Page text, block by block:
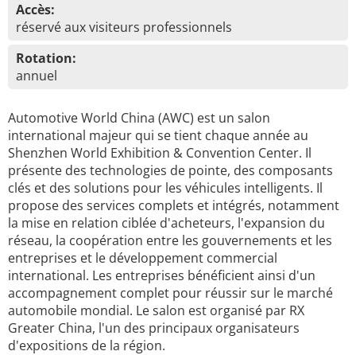
Accès:
réservé aux visiteurs professionnels
Rotation:
annuel
Automotive World China (AWC) est un salon
international majeur qui se tient chaque année au
Shenzhen World Exhibition & Convention Center. Il
présente des technologies de pointe, des composants
clés et des solutions pour les véhicules intelligents. Il
propose des services complets et intégrés, notamment
la mise en relation ciblée d'acheteurs, l'expansion du
réseau, la coopération entre les gouvernements et les
entreprises et le développement commercial
international. Les entreprises bénéficient ainsi d'un
accompagnement complet pour réussir sur le marché
automobile mondial. Le salon est organisé par RX
Greater China, l'un des principaux organisateurs
d'expositions de la région.